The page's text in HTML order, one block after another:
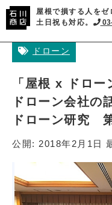
屋根で損する人をゼ
土日祝も対応。
ドローン
「屋根 x ドロ
ドローン会社の
ドローン研究
公開: 2018年2月1日